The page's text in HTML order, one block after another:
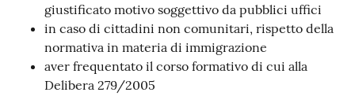
giustificato motivo soggettivo da pubblici uffici
in caso di cittadini non comunitari, rispetto della
normativa in materia di immigrazione
aver frequentato il corso formativo di cui alla
Delibera 279/2005